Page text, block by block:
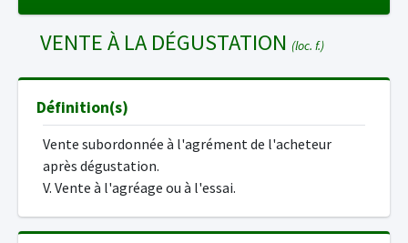
VENTE À LA DÉGUSTATION (loc. f.)
Définition(s)
Vente subordonnée à l'agrément de l'acheteur
après dégustation.
V. Vente à l'agréage ou à l'essai.